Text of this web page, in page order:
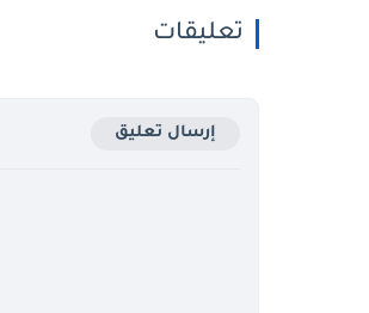
تعليقات
إرسال تعليق